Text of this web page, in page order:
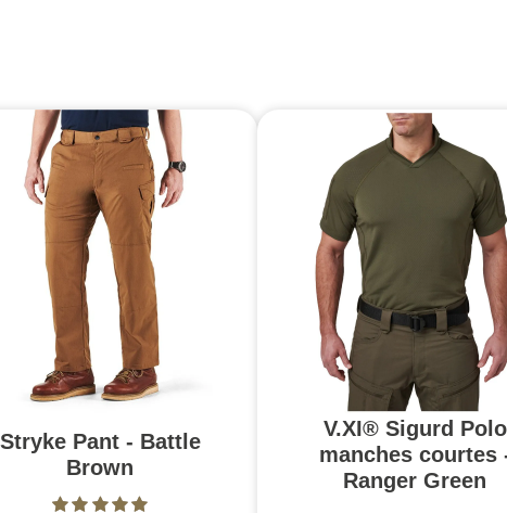
Stryke Pant - Battle
Brown
V.XI® Sigurd Polo
manches courtes
Ranger Green